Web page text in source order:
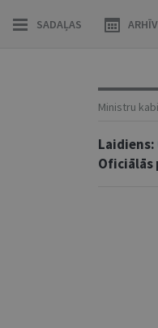
SADAĻAS
Ministru
Laidiens:
Oficiālās